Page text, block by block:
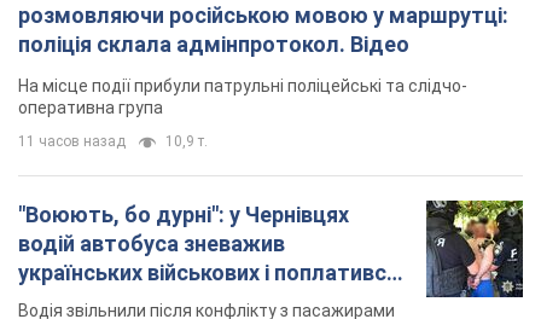
розмовляючи російською мовою у маршрутці:
поліція склала адмінпротокол. Відео
На місце події прибули патрульні поліцейські та слідчо-
оперативна група
11 часов назад 10,9 т.
"Воюють, бо дурні": у Чернівцях
водій автобуса зневажив
українських військових і поплатився.
Відео
Водія звільнили після конфлікту з пасажирами